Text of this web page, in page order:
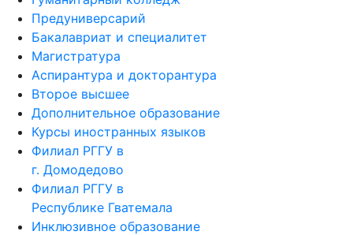
Предуниверсарий
Бакалавриат и специалитет
Магистратура
Аспирантура и докторантура
Второе высшее
Дополнительное образование
Курсы иностранных языков
Филиал РГГУ в
г. Домодедово
Филиал РГГУ в
Республике Гватемала
Инклюзивное образование